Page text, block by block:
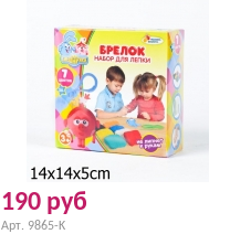
190 руб
Арт. 9865-K